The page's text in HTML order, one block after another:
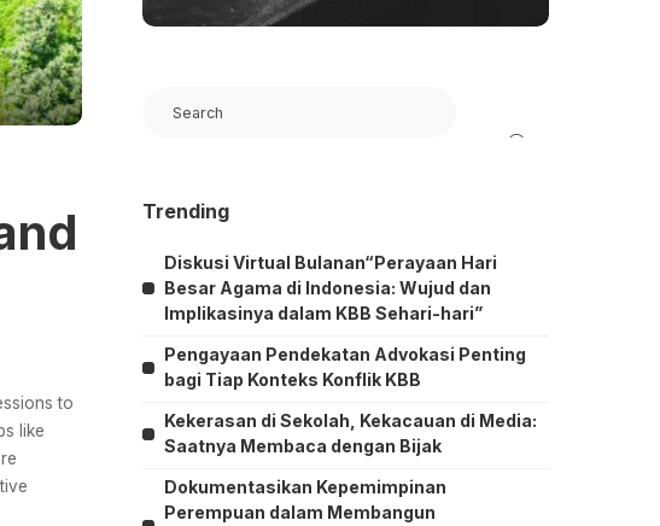
to
like
Trending
Diskusi Virtual Bulanan“Perayaan Hari
Besar Agama di Indonesia: Wujud dan
Implikasinya dalam KBB Sehari-hari”
Pengayaan Pendekatan Advokasi Penting
bagi Tiap Konteks Konflik KBB
Kekerasan di Sekolah, Kekacauan di Media:
Saatnya Membaca dengan Bijak
Dokumentasikan Kepemimpinan
Perempuan dalam Membangun